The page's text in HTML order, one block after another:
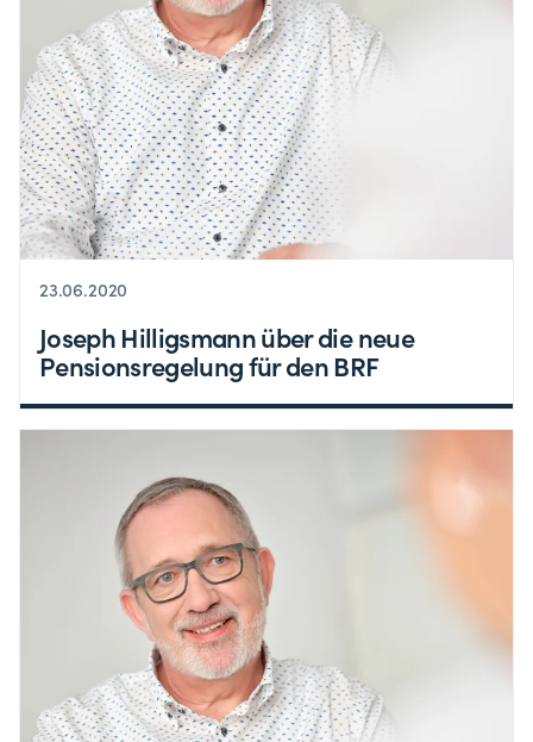
23.06.2020
Joseph Hilligsmann über die neue
Pensionsregelung für den BRF